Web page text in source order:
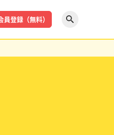
員登録（無料）